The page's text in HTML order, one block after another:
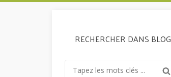
RECHERCHER DANS BLOG